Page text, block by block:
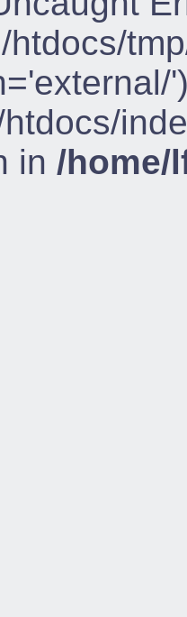
htdocs/
in /home/